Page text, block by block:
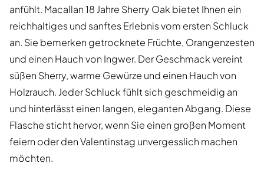
anfühlt. Macallan 18 Jahre Sherry Oak bietet Ihnen ein
reichhaltiges und sanftes Erlebnis vom ersten Schluck
an. Sie bemerken getrocknete Früchte, Orangenzesten
und einen Hauch von Ingwer. Der Geschmack vereint
süßen Sherry, warme Gewürze und einen Hauch von
Holzrauch. Jeder Schluck fühlt sich geschmeidig an
und hinterlässt einen langen, eleganten Abgang. Diese
Flasche sticht hervor, wenn Sie einen großen Moment
feiern oder den Valentinstag unvergesslich machen
möchten.